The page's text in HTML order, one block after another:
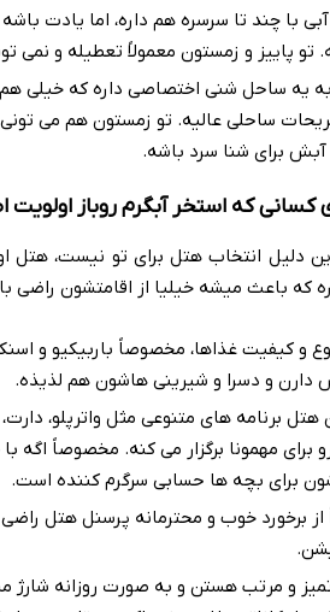
با چند تا سرسره هم داره، اما یادت
پاییز و زمستون معمولاً تعطیله و نمی
یه ساحل شنی اختصاصی داره که خیلی هم
ساحلی عالیه. تو زمستون هم می
آبش برای شنا سرد باشه.
کسانی که استخر آبگرم روباز
دلیل انتخاب هتل برای تو نیست، هتل
که باعث میشه خیلیا از اقامتشون راضی
و کیفیت غذاها، مخصوصاً باربیکیو و
و دسرا و شیرینی هاشون هم لذیذه.
هتل برنامه های متنوعی مثل واترپلو،
مهمونا برگزار می کنه. مخصوصاً اگه
برای بچه ها حسابی سرگرم کننده است.
از برخورد خوب و محترمانه پرسنل هتل
و مرتب هستن و به صورت روزانه شارژ